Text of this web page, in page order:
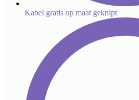
Kabel gratis op maat geknipt